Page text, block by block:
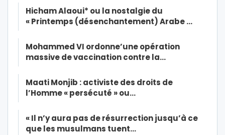
Hicham Alaoui* ou la nostalgie du
« Printemps (désenchantement) Arabe …
Mohammed VI ordonne’une opération
massive de vaccination contre la…
Maati Monjib : activiste des droits de
l’Homme « persécuté » ou…
« Il n’y aura pas de résurrection jusqu’à ce
que les musulmans tuent…